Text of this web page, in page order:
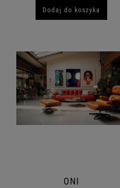
Dodaj do koszyka
ONI